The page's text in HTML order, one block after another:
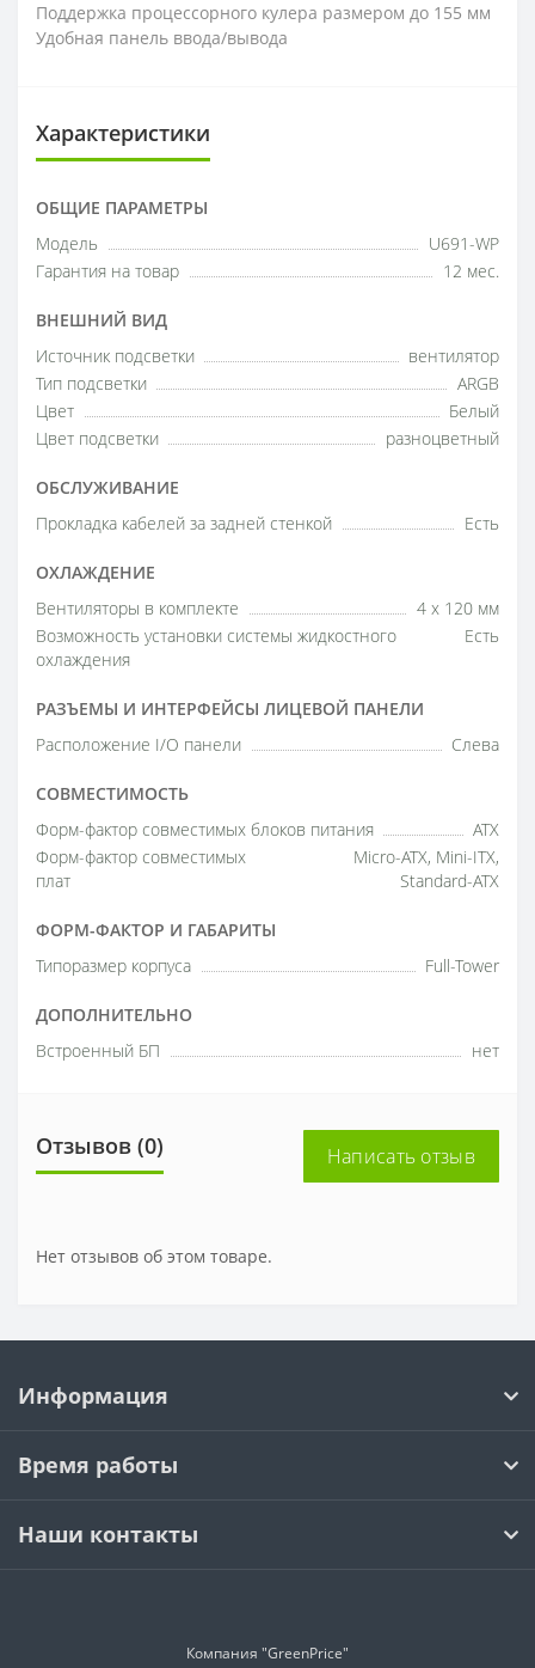
Поддержка процессорного кулера размером до 155 мм
Удобная панель ввода/вывода
Характеристики
ОБЩИЕ ПАРАМЕТРЫ
Модель
U691-WP
Гарантия на товар
12 мес.
ВНЕШНИЙ ВИД
Источник подсветки
вентилятор
Тип подсветки
ARGB
Цвет
Белый
Цвет подсветки
разноцветный
ОБСЛУЖИВАНИЕ
Прокладка кабелей за задней стенкой Есть
ОХЛАЖДЕНИЕ
Вентиляторы в комплекте
4 x 120 мм
Возможность установки системы жидкостного
охлаждения
Есть
РАЗЪЕМЫ И ИНТЕРФЕЙСЫ ЛИЦЕВОЙ ПАНЕЛИ
Расположение I/O панели Слева
СОВМЕСТИМОСТЬ
Форм-фактор совместимых блоков питания
ATX
Форм-фактор совместимых
плат
Micro-ATX, Mini-ITX,
Standard-ATX
ФОРМ-ФАКТОР И ГАБАРИТЫ
Типоразмер корпуса Full-Tower
ДОПОЛНИТЕЛЬНО
Встроенный БП нет
Отзывов (0) Написать отзыв
Нет отзывов об этом товаре.
Информация
Время работы
Наши контакты
Компания "GreenPrice"